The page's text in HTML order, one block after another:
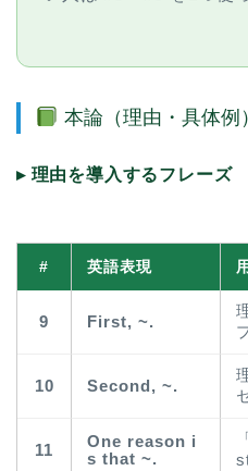
本論（理由・具体
▸ 理由を導入するフレーズ
# 英語表現
9 First, ~.
10 Second, ~.
11
One reason i
s that ~.